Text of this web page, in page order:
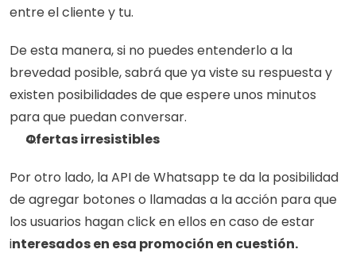
entre el cliente y tu.
De esta manera, si no puedes entenderlo a la
brevedad posible, sabrá que ya viste su respuesta y
existen posibilidades de que espere unos minutos
para que puedan conversar.
Ofertas irresistibles
Por otro lado, la API de Whatsapp te da la posibilidad
de agregar botones o llamadas a la acción para que
los usuarios hagan click en ellos en caso de estar
interesados en esa promoción en cuestión.